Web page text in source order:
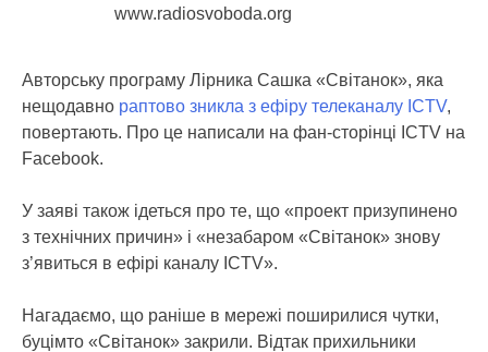
www.radiosvoboda.org
Авторську програму Лірника Сашка «Світанок», яка
нещодавно раптово зникла з ефіру телеканалу ICTV,
повертають. Про це написали на фан-сторінці ICTV на
Facebook.
У заяві також ідеться про те, що «проект призупинено
з технічних причин» і «незабаром «Світанок» знову
з’явиться в ефірі каналу ICTV».
Нагадаємо, що раніше в мережі поширилися чутки,
буцімто «Світанок» закрили. Відтак прихильники